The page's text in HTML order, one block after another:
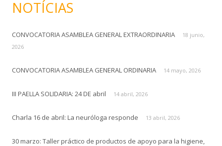
c
r
:
NOTÍCIAS
CONVOCATORIA ASAMBLEA GENERAL EXTRAORDINARIA
18 junio,
2026
CONVOCATORIA ASAMBLEA GENERAL ORDINARIA 14 mayo, 2026
III PAELLA SOLIDARIA: 24 DE abril 14 abril, 2026
Charla 16 de abril: La neuróloga responde 13 abril, 2026
30 marzo: Taller práctico de productos de apoyo para la higiene,